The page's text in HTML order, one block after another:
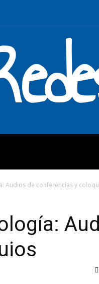
Audios de conferencias y